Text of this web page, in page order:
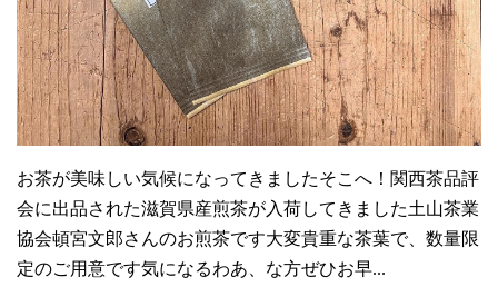
お茶が美味しい気候になってきましたそこへ！関西茶品評
会に出品された滋賀県産煎茶が入荷してきました土山茶業
協会頓宮文郎さんのお煎茶です大変貴重な茶葉で、数量限
定のご用意です気になるわあ、な方ぜひお早...